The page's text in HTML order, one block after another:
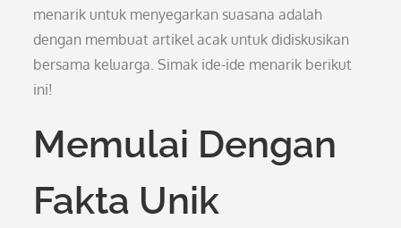
menarik untuk menyegarkan suasana adalah
dengan membuat artikel acak untuk didiskusikan
bersama keluarga. Simak ide-ide menarik berikut
ini!
Memulai Dengan
Fakta Unik